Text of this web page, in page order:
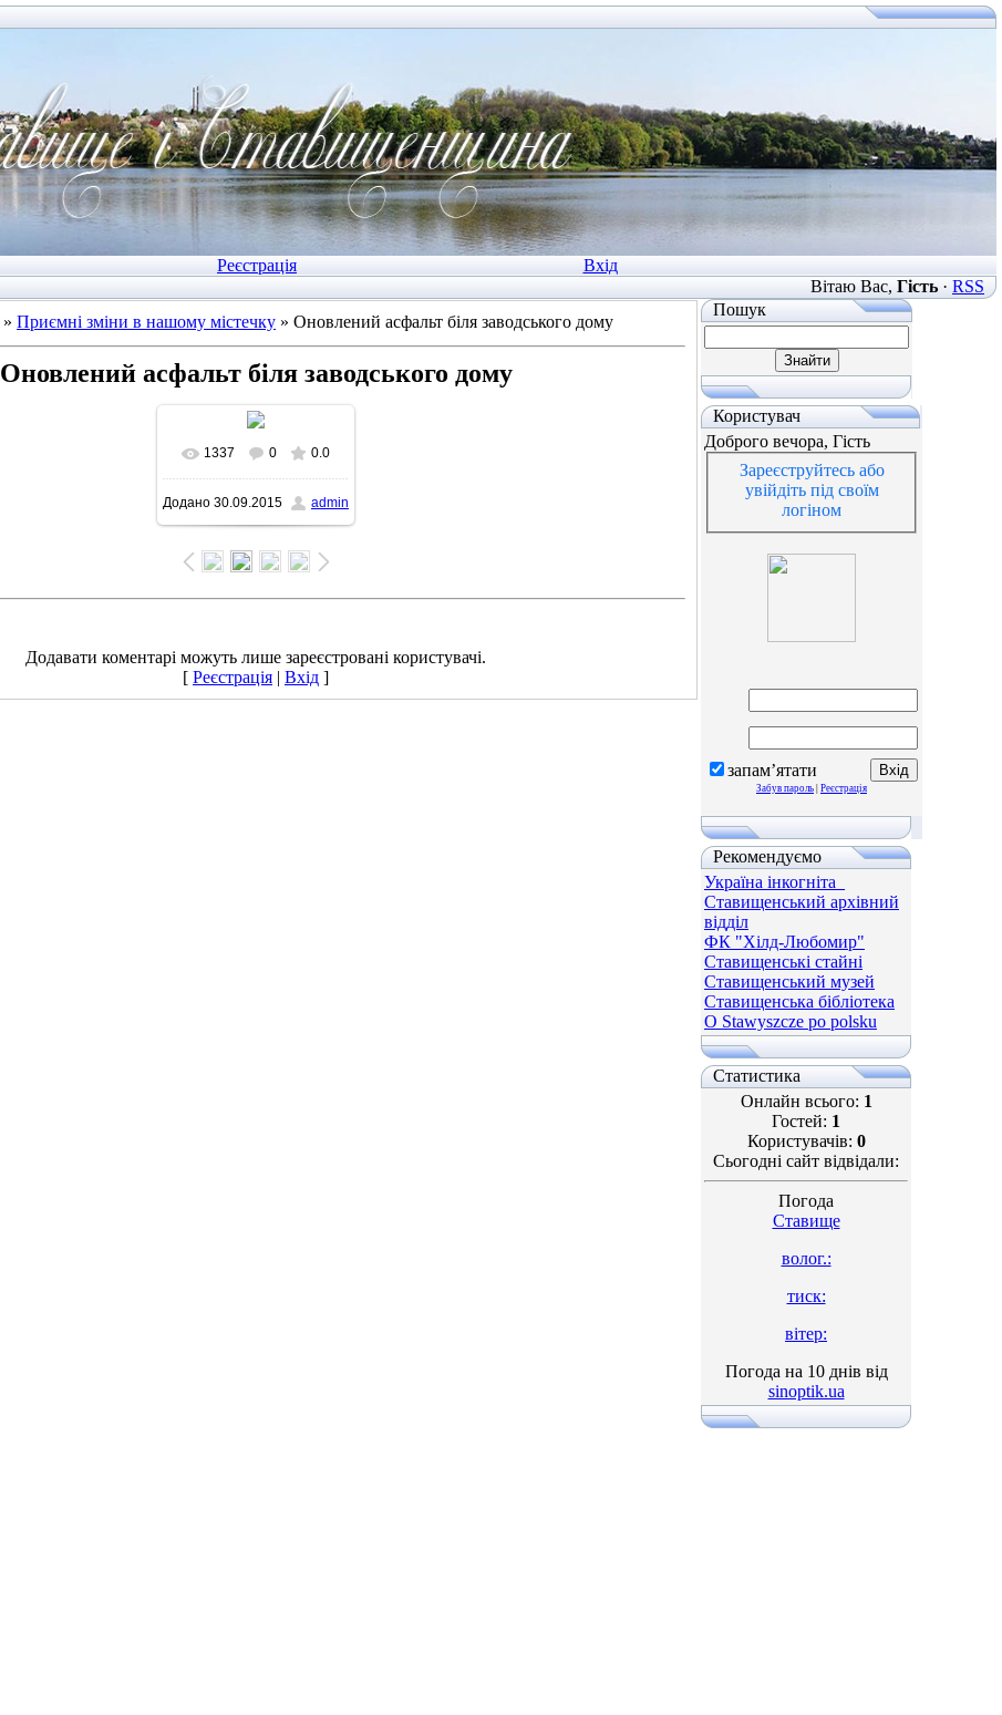
Реєстрація
Вхід
Вітаю Вас, Гість· RSS
» Приємні зміни в нашому містечку » Оновлений асфальт біля заводського дому
Оновлений асфальт біля заводського дому
У реальному розмірі
766x431/ 122.8Kb
1337 0 0.0
Додано 30.09.2015 admin
Додавати коментарі можуть лише зареєстровані користувачі.
[ Реєстрація | Вхід ]
Пошук
Користувач
Доброго вечора, Гість
Зареєструйтесь або
увійдіть під своїм
логіном
запам’ятати
Забув пароль Реєстрація
Рекомендуємо
Україна інкогніта_
Ставищенський архівний
відділ
ФК "Хілд-Любомир"
Ставищенські стайні
Ставищенський музей
Ставищенська бібліотека
O Stawyszcze po polsku
Статистика
Онлайн всього: 1
Гостей: 1
Користувачів: 0
Сьогодні сайт відвідали:
Погода
Ставище
волог.:
тиск:
вітер:
Погода на 10 днів від
sinoptik.ua